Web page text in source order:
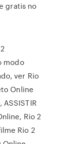
gratis no
modo
ver Rio
Online
Rio 2
Rio 2